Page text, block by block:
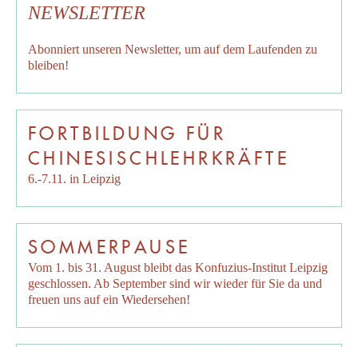
NEWSLETTER
Abonniert unseren Newsletter, um auf dem Laufenden zu
bleiben!
FORTBILDUNG FÜR
CHINESISCHLEHRKRÄFTE
6.-7.11. in Leipzig
SOMMERPAUSE
Vom 1. bis 31. August bleibt das Konfuzius-Institut Leipzig
geschlossen. Ab September sind wir wieder für Sie da und
freuen uns auf ein Wiedersehen!